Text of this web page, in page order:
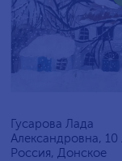
Гусарова Лада
Александровна, 10
Россия, Донское